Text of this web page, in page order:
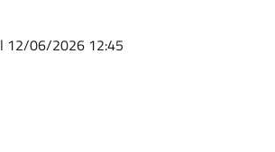
12/06/2026 12:45